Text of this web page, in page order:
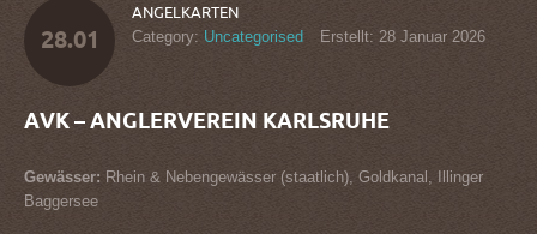
28.01
ANGELKARTEN
Category: Uncategorised Erstellt: 28 Januar 2026
AVK – ANGLERVEREIN KARLSRUHE
Gewässer: Rhein & Nebengewässer (staatlich), Goldkanal, Illinger
Baggersee